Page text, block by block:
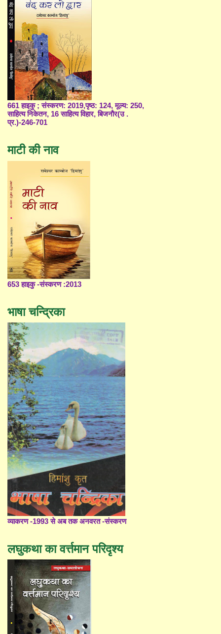
661 हाइकु ; संस्करण: 2019,पृष्ठ: 124, मूल्य: 250,
साहित्य निकेतन, 16 साहित्य विहार, बिजनौर(उ .
प्र.)-246-701
माटी की नाव
653 हाइकु -संस्करण :2013
भाषा चन्द्रिका
व्याकरण -1993 से अब तक अनवरत -संस्करण
लघुकथा का वर्त्तमान परिदृश्य